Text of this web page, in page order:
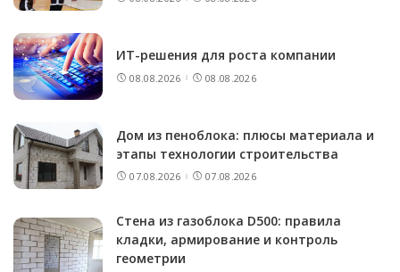
ИТ-решения для роста компании
08.08.2026 08.08.2026
Дом из пеноблока: плюсы материала и
этапы технологии строительства
07.08.2026 07.08.2026
Стена из газоблока D500: правила
кладки, армирование и контроль
геометрии